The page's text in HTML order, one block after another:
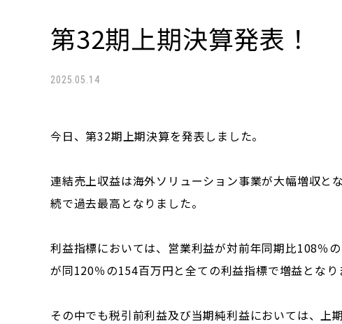
第32期上期決算発表！
2025.05.14
今日、第32期上期決算を発表しました。
連結売上収益は海外ソリューション事業が大幅増収
続で過去最高となりました。
利益指標においては、営業利益が対前年同期比108％
が同120％の154百万円と全ての利益指標で増益となり
その中でも税引前利益及び当期純利益においては、上